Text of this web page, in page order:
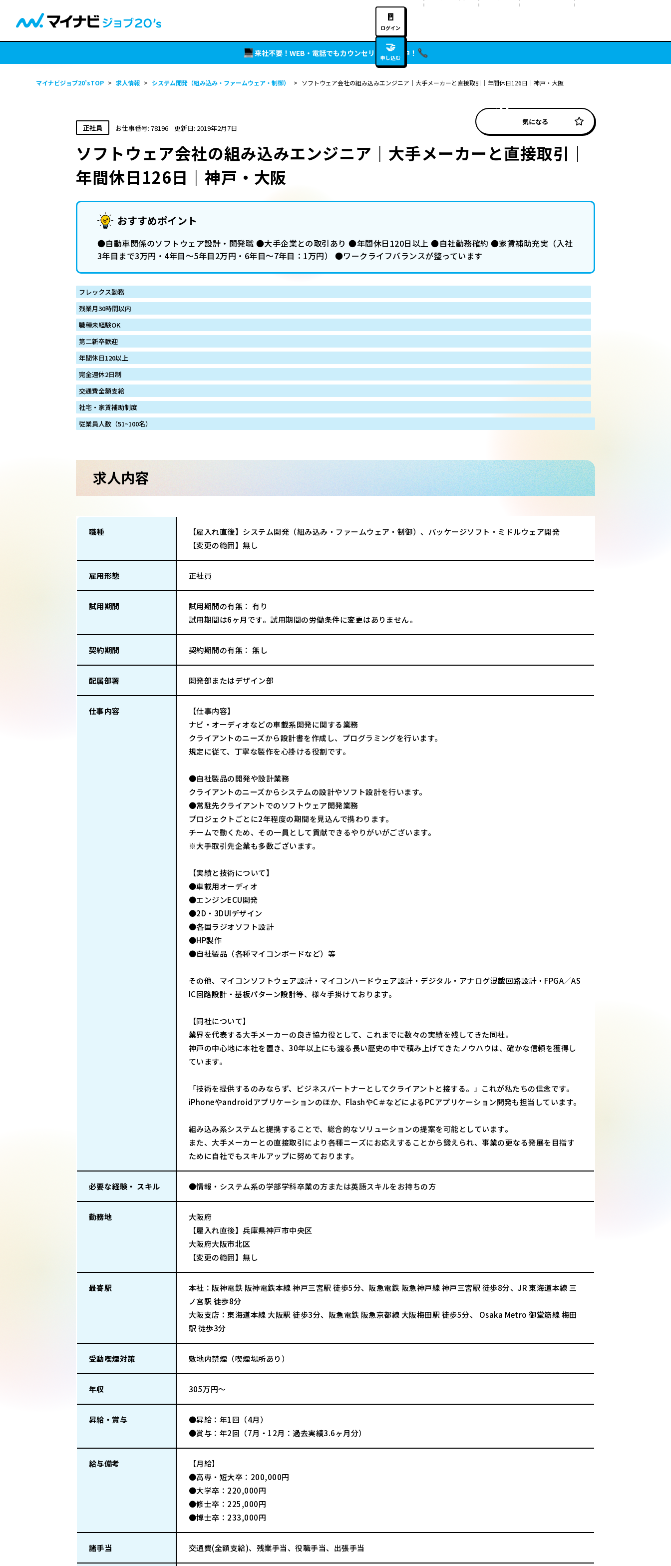
🚪
ログイン
🤝
申し込む
来社不要！WEB・電話でもカウンセリング実施中！
マイナビジョブ20’sTOP > 求人情報 > システム開発（組み込み・ファームウェア・制御） > ソフトウェア会社の組み込みエンジニア｜大手メーカーと直接取引｜年間休日126日｜神戸・大阪
正社員 お仕事番号: 78196 更新日: 2019年2月7日
気になる
ソフトウェア会社の組み込みエンジニア｜大手メーカーと直接取引｜
年間休日126日｜神戸・大阪
おすすめポイント
●自動車関係のソフトウェア設計・開発職 ●大手企業との取引あり ●年間休日120日以上 ●自社勤務確約 ●家賃補助充実（入社
3年目まで3万円・4年目～5年目2万円・6年目～7年目：1万円） ●ワークライフバランスが整っています
フレックス勤務
残業月30時間以内
職種未経験OK
第二新卒歓迎
年間休日120以上
完全週休2日制
交通費全額支給
社宅・家賃補助制度
従業員人数（51~100名）
求人内容
職種
【雇入れ直後】システム開発（組み込み・ファームウェア・制御）、パッケージソフト・ミドルウェア開発
【変更の範囲】無し
雇用形態 正社員
試用期間
試用期間の有無： 有り
試用期間は6ヶ月です。試用期間の労働条件に変更はありません。
契約期間 契約期間の有無： 無し
配属部署 開発部またはデザイン部
仕事内容
【仕事内容】
ナビ・オーディオなどの車載系開発に関する業務
クライアントのニーズから設計書を作成し、プログラミングを行います。
規定に従て、丁寧な製作を心掛ける役割です。
●自社製品の開発や設計業務
クライアントのニーズからシステムの設計やソフト設計を行います。
●常駐先クライアントでのソフトウェア開発業務
プロジェクトごとに2年程度の期間を見込んで携わります。
チームで動くため、その一員として貢献できるやりがいがございます。
※大手取引先企業も多数ございます。
【実績と技術について】
●車載用オーディオ
●エンジンECU開発
●2D・3DUIデザイン
●各国ラジオソフト設計
●HP製作
●自社製品（各種マイコンボードなど）等
その他、マイコンソフトウェア設計・マイコンハードウェア設計・デジタル・アナログ混載回路設計・FPGA／AS
IC回路設計・基板パターン設計等、様々手掛けております。
【同社について】
業界を代表する大手メーカーの良き協力役として、これまでに数々の実績を残してきた同社。
神戸の中心地に本社を置き、30年以上にも渡る長い歴史の中で積み上げてきたノウハウは、確かな信頼を獲得し
ています。
「技術を提供するのみならず、ビジネスパートナーとしてクライアントと接する。」これが私たちの信念です。
iPhoneやandroidアプリケーションのほか、FlashやC＃などによるPCアプリケーション開発も担当しています。
組み込み系システムと提携することで、総合的なソリューションの提案を可能としています。
また、大手メーカーとの直接取引により各種ニーズにお応えすることから鍛えられ、事業の更なる発展を目指す
ために自社でもスキルアップに努めております。
必要な経験・ スキル ●情報・システム系の学部学科卒業の方または英語スキルをお持ちの方
勤務地
大阪府
【雇入れ直後】兵庫県神戸市中央区
大阪府大阪市北区
【変更の範囲】無し
最寄駅
本社：阪神電鉄 阪神電鉄本線 神戸三宮駅 徒歩5分、阪急電鉄 阪急神戸線 神戸三宮駅 徒歩8分、JR 東海道本線 三
ノ宮駅 徒歩8分
大阪支店：東海道本線 大阪駅 徒歩3分、阪急電鉄 阪急京都線 大阪梅田駅 徒歩5分、 Osaka Metro 御堂筋線 梅田
駅 徒歩3分
受動喫煙対策 敷地内禁煙（喫煙場所あり）
年収 305万円～
昇給・賞与
●昇給：年1回（4月）
●賞与：年2回（7月・12月：過去実績3.6ヶ月分）
給与備考
【月給】
●高専・短大卒：200,000円
●大学卒：220,000円
●修士卒：225,000円
●博士卒：233,000円
諸手当 交通費(全額支給)、残業手当、役職手当、出張手当